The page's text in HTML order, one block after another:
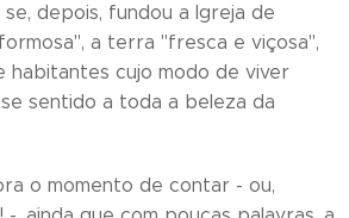
depois, fundou a Igreja de
a terra "fresca e viçosa",
habitantes cujo modo de viver
sentido a toda a beleza da
o momento de contar - ou,